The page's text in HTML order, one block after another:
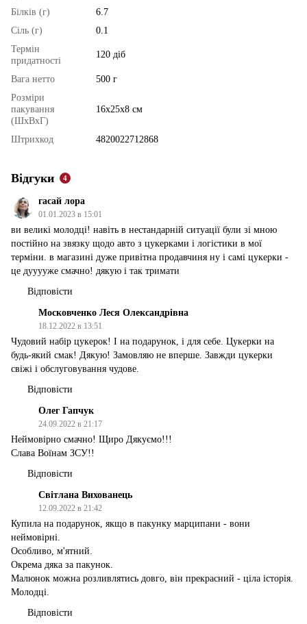
Білків (г)
6.7
Сіль (г)
0.1
Термін
придатності
120 діб
Вага нетто
500 г
Розміри
пакування
(ШхВхГ)
16х25х8 см
Штрихкод 4820022712868
Відгуки 4
гасай лора
01.01.2023 в 15:01
ви великі молодці! навіть в нестандарній ситуації були зі мною
постійно на звязку щодо авто з цукерками і логістики в мої
терміни. в магазині дуже привітна продавчиня ну і самі цукерки -
це дууууже смачно! дякую і так тримати
Відповісти
Московченко Леся Олександрівна
18.12.2022 в 13:51
Чудовий набір цукерок! І на подарунок, і для себе. Цукерки на
будь-який смак! Дякую! Замовляю не вперше. Завжди цукерки
свіжі і обслуговування чудове.
Відповісти
Олег Гапчук
24.09.2022 в 21:17
Неймовірно смачно! Щиро Дякуємо!!!
Слава Воїнам ЗСУ!!
Відповісти
Світлана Вихованець
12.09.2022 в 21:42
Купила на подарунок, якщо в пакунку марципани - вони
неймовірні.
Особливо, м'ятний.
Окрема дяка за пакунок.
Малюнок можна розливлятись довго, він прекрасний - ціла історія.
Молодці.
Відповісти